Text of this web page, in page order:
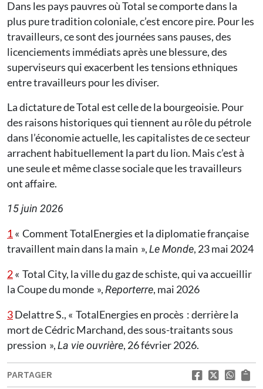
Dans les pays pauvres où Total se comporte dans la
plus pure tradition coloniale, c’est encore pire. Pour les
travailleurs, ce sont des journées sans pauses, des
licenciements immédiats après une blessure, des
superviseurs qui exacerbent les tensions ethni­ques
entre travailleurs pour les diviser.
La dictature de Total est celle de la bourgeoisie. Pour
des raisons historiques qui tiennent au rôle du pétrole
dans l’économie actuelle, les capitalistes de ce secteur
arrachent habituellement la part du lion. Mais c’est à
une seule et même classe sociale que les travailleurs
ont affaire.
15 juin 2026
1« Comment TotalEnergies et la diplomatie française
travaillent main dans la main »,Le Monde, 23 mai 2024
2« Total City, la ville du gaz de schiste, qui va accueillir
la Coupe du monde »,Reporterre, mai 2026
3Delattre S., « TotalEnergies en procès : derrière la
mort de Cédric Marchand, des sous-traitants sous
pression »,La vie ouvrière, 26 février 2026.
PARTAGER